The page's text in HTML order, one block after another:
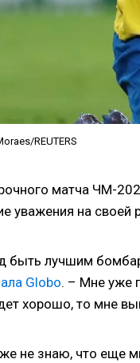
REUTERS
матча ЧМ-
уважения на своей
быть лучшим
Globo. – Мне уже
хорошо, то мне
не знаю, что еще